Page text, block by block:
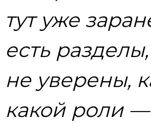
тут уже
есть
не уверены,
какой роли